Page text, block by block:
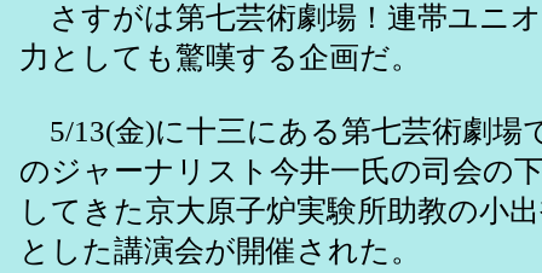
さすがは第七芸術劇場！連帯ユニ
力としても驚嘆する企画だ。
5/13(金)に十三にある第七芸術劇場
のジャーナリスト今井一氏の司会の
してきた京大原子炉実験所助教の小
とした講演会が開催された。